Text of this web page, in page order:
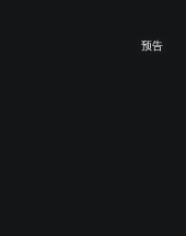
预告